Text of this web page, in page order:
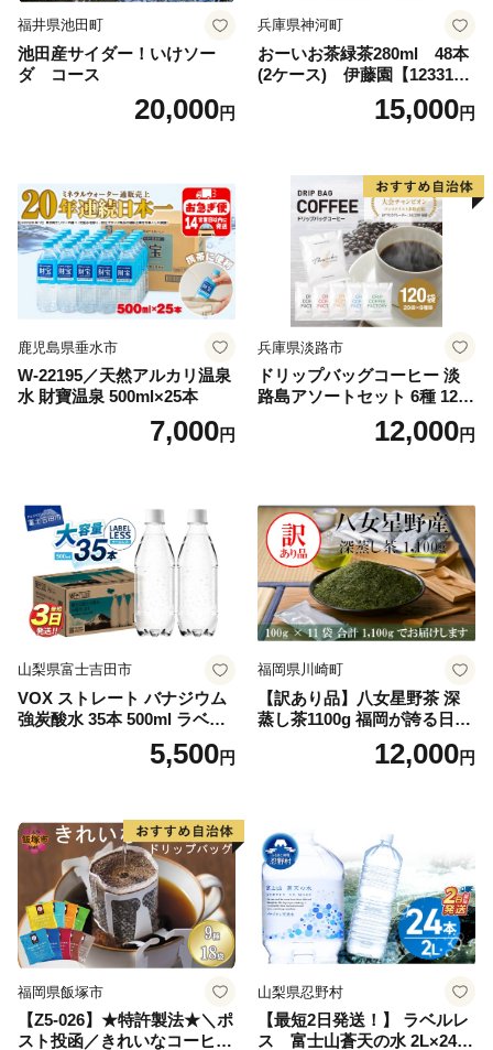
福井県池田町
池田産サイダー！いけソー
ダ コース
20,000円
兵庫県神河町
おーいお茶緑茶280ml 48本
(2ケース) 伊藤園【123317
15,000円
鹿児島県垂水市
W-22195／天然アルカリ温泉
水 財寶温泉 500ml×25本
7,000円
兵庫県淡路市
ドリップバッグコーヒー 淡
路島アソートセット 6種 120
袋 飲み比べ コーヒー
12,000円
山梨県富士吉田市
VOX ストレート バナジウム
強炭酸水 35本 500ml ラベル
レス【富士吉田市限定カート
5,500円
福岡県川崎町
【訳あり品】八女星野茶 深
蒸し茶1100g 福岡が誇る日本
茶_ 訳アリ 常温 お茶 茶袋 常
備品 おちゃ ocha 茶葉 緑茶
小分け お土産 お取り寄せ グ
ルメ 福岡 九州 福岡県 国産
日本 ふかむし茶 ふかむし 家
庭用 自宅用 ちゃ りょくちゃ
ふかむしちゃ 急須 甘み 川崎
町 送料無料
12,000円
福岡県飯塚市
【Z5-026】★特許製法★＼ポ
スト投函／きれいなコーヒー
山梨県忍野村
【最短2日発送！】 ラベルレ
ス 富士山蒼天の水 2L×24本